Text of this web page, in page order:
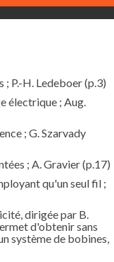
; P.-H. Ledeboer(p.3)
électrique ; Aug.
; G. Szarvady
; A. Gravier(p.17)
qu'un seul fil ;
dirigée par B.
d'obtenir sans
système de bobines,